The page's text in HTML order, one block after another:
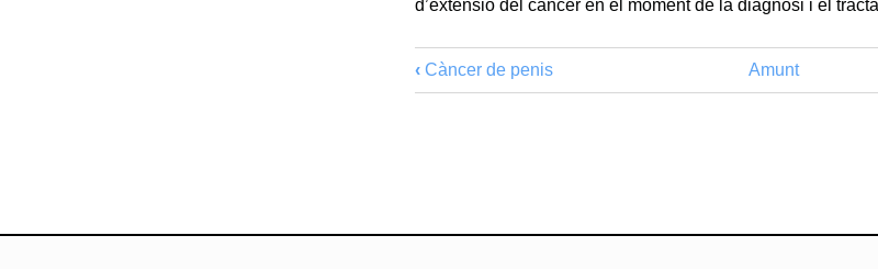
d’extensió del càncer en el moment de la diagnosi i el
‹ Càncer de penis Amunt